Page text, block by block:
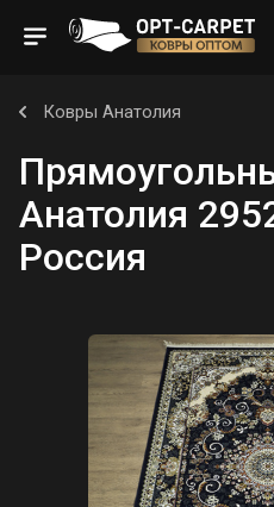
Ковры Анатолия
Анатолия
Россия